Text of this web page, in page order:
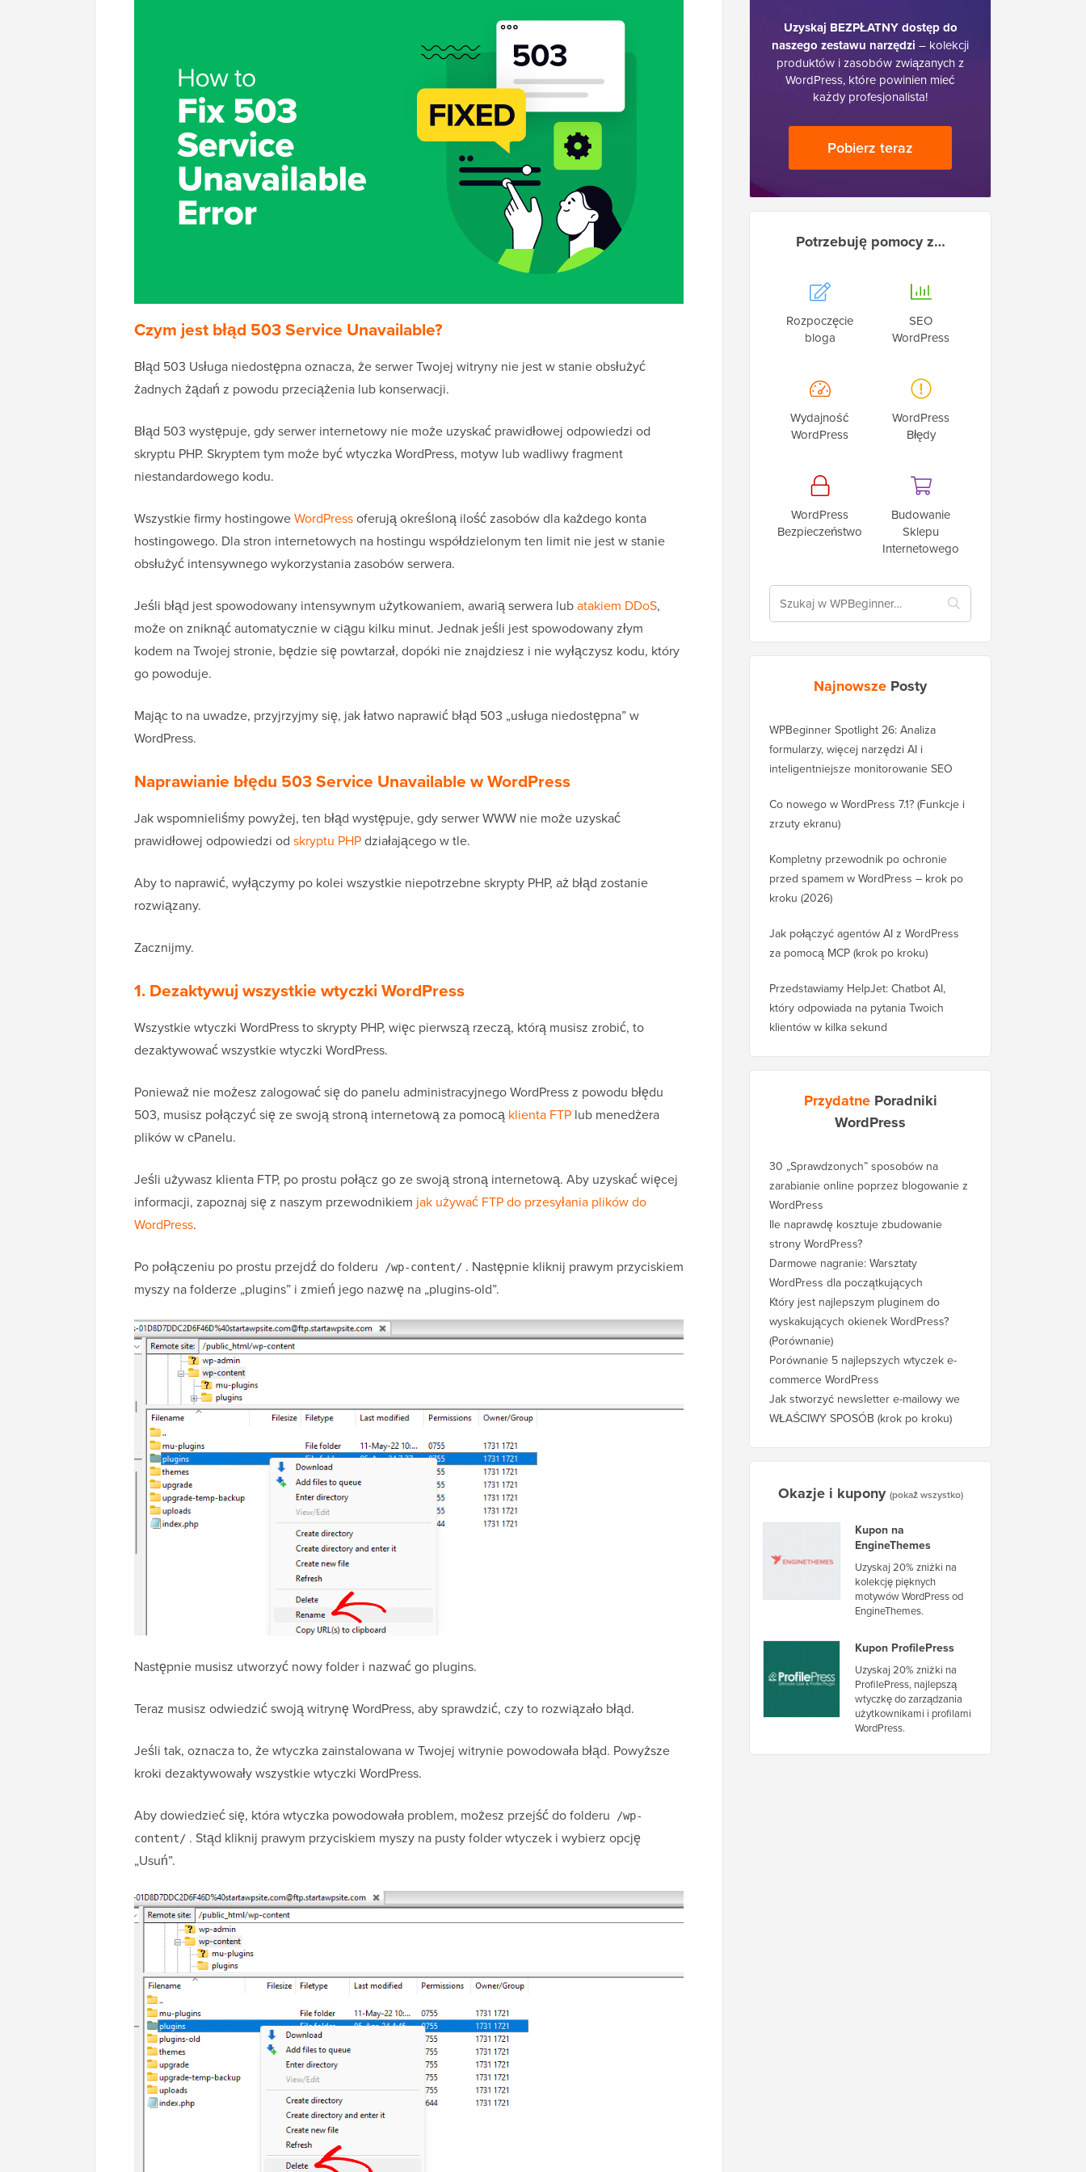
Czym jest błąd 503 Service Unavailable?
Błąd 503 Usługa niedostępna oznacza, że serwer Twojej witryny nie jest w stanie obsłużyć
żadnych żądań z powodu przeciążenia lub konserwacji.
Błąd 503 występuje, gdy serwer internetowy nie może uzyskać prawidłowej odpowiedzi od
skryptu PHP. Skryptem tym może być wtyczka WordPress, motyw lub wadliwy fragment
niestandardowego kodu.
Wszystkie firmy hostingoweWordPressoferują określoną ilość zasobów dla każdego konta
hostingowego. Dla stron internetowych na hostingu współdzielonym ten limit nie jest w stanie
obsłużyć intensywnego wykorzystania zasobów serwera.
Jeśli błąd jest spowodowany intensywnym użytkowaniem, awarią serwera lubatakiem DDoS,
może on zniknąć automatycznie w ciągu kilku minut. Jednak jeśli jest spowodowany złym
kodem na Twojej stronie, będzie się powtarzał, dopóki nie znajdziesz i nie wyłączysz kodu, który
go powoduje.
Mając to na uwadze, przyjrzyjmy się, jak łatwo naprawić błąd 503 „usługa niedostępna” w
WordPress.
Naprawianie błędu 503 Service Unavailable w WordPress
Jak wspomnieliśmy powyżej, ten błąd występuje, gdy serwer WWW nie może uzyskać
prawidłowej odpowiedzi od skryptu PHPdziałającego w tle.
Aby to naprawić, wyłączymy po kolei wszystkie niepotrzebne skrypty PHP, aż błąd zostanie
rozwiązany.
Zacznijmy.
1. Dezaktywuj wszystkie wtyczki WordPress
Wszystkie wtyczki WordPress to skrypty PHP, więc pierwszą rzeczą, którą musisz zrobić, to
dezaktywować wszystkie wtyczki WordPress.
Ponieważ nie możesz zalogować się do panelu administracyjnego WordPress z powodu błędu
503, musisz połączyć się ze swoją stroną internetową za pomocą klienta FTP lub menedżera
plików w cPanelu.
Jeśli używasz klienta FTP, po prostu połącz go ze swoją stroną internetową. Aby uzyskać więcej
informacji, zapoznaj się z naszym przewodnikiem jak używać FTP do przesyłania plików do
WordPress.
Po połączeniu po prostu przejdź do folderu /wp-content/ . Następnie kliknij prawym przyciskiem
myszy na folderze „plugins” i zmień jego nazwę na „plugins-old”.
Następnie musisz utworzyć nowy folder i nazwać go plugins.
Teraz musisz odwiedzić swoją witrynę WordPress, aby sprawdzić, czy to rozwiązało błąd.
Jeśli tak, oznacza to, że wtyczka zainstalowana w Twojej witrynie powodowała błąd. Powyższe
kroki dezaktywowały wszystkie wtyczki WordPress.
Aby dowiedzieć się, która wtyczka powodowała problem, możesz przejść do folderu
/wp-
content/ . Stąd kliknij prawym przyciskiem myszy na pusty folder wtyczek i wybierz opcję
„Usuń”.
Uzyskaj BEZPŁATNY dostęp do
naszego zestawu narzędzi – kolekcji
produktów i zasobów związanych z
WordPress, które powinien mieć
każdy profesjonalista!
Pobierz teraz
Potrzebuję pomocy z…
Rozpoczęcie
bloga
SEO
WordPress
Wydajność
WordPress
WordPress
Błędy
WordPress
Bezpieczeństwo
Budowanie
Sklepu
Internetowego
Najnowsze Posty
WPBeginner Spotlight 26: Analiza
formularzy, więcej narzędzi AI i
inteligentniejsze monitorowanie SEO
Co nowego w WordPress 7.1? (Funkcje i
zrzuty ekranu)
Kompletny przewodnik po ochronie
przed spamem w WordPress – krok po
kroku (2026)
Jak połączyć agentów AI z WordPress
za pomocą MCP (krok po kroku)
Przedstawiamy HelpJet: Chatbot AI,
który odpowiada na pytania Twoich
klientów w kilka sekund
Przydatne Poradniki
WordPress
30 „Sprawdzonych” sposobów na
zarabianie online poprzez blogowanie z
WordPress
Ile naprawdę kosztuje zbudowanie
strony WordPress?
Darmowe nagranie: Warsztaty
WordPress dla początkujących
Który jest najlepszym pluginem do
wyskakujących okienek WordPress?
(Porównanie)
Porównanie 5 najlepszych wtyczek e-
commerce WordPress
Jak stworzyć newsletter e-mailowy we
WŁAŚCIWY SPOSÓB (krok po kroku)
Okazje i kupony (pokaż wszystko)
Kupon na
EngineThemes
Uzyskaj 20% zniżki na
kolekcję pięknych
motywów WordPress od
EngineThemes.
Kupon ProfilePress
Uzyskaj 20% zniżki na
ProfilePress, najlepszą
wtyczkę do zarządzania
użytkownikami i profilami
WordPress.